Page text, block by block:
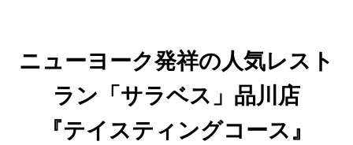
Restaurant
Wedding
ニューヨーク発祥の人気レスト
ラン「サラベス」品川店
『テイスティングコース』